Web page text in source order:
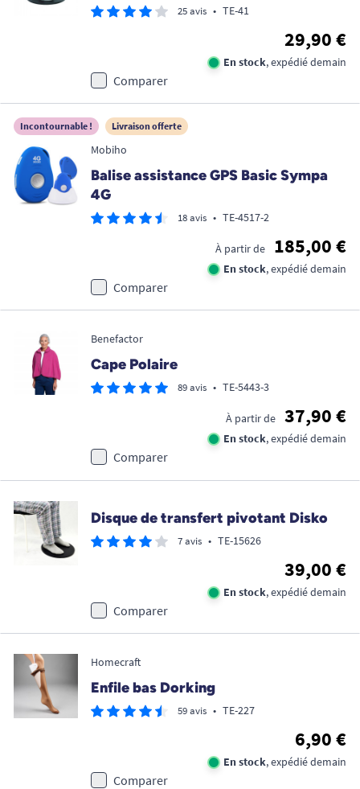
25 avis • TE-41
29,90 €
En stock, expédié demain
Comparer
Incontournable ! Livraison offerte
Mobiho
Balise assistance GPS Basic Sympa
4G
18 avis • TE-4517-2
À partir de 185,00 €
En stock, expédié demain
Comparer
Benefactor
Cape Polaire
89 avis • TE-5443-3
À partir de 37,90 €
En stock, expédié demain
Comparer
Disque de transfert pivotant Disko
7 avis • TE-15626
39,00 €
En stock, expédié demain
Comparer
Homecraft
Enfile bas Dorking
59 avis • TE-227
6,90 €
En stock, expédié demain
Comparer